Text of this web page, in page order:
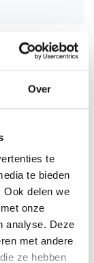
Over
te
te bieden
Ook delen we
onze
analyse. Deze
met andere
ze hebben